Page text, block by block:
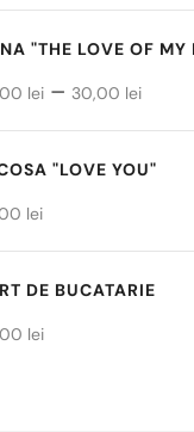
"THE LOVE OF MY
lei – 30,00 lei
de
"LOVE YOU"
lei
DE BUCATARIE
lei